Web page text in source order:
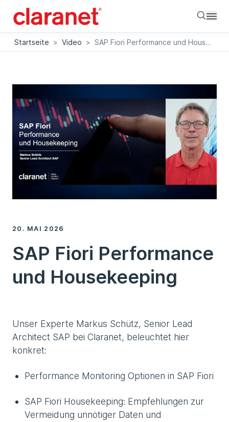
Startseite > Video > SAP Fiori Performance und Housekeeping
20. MAI 2026
SAP Fiori Performance
und Housekeeping
Unser Experte Markus Schütz, Senior Lead
Architect SAP bei Claranet, beleuchtet hier
konkret:
Performance Monitoring Optionen in SAP Fiori
SAP Fiori Housekeeping: Empfehlungen zur
Vermeidung unnötiger Daten und